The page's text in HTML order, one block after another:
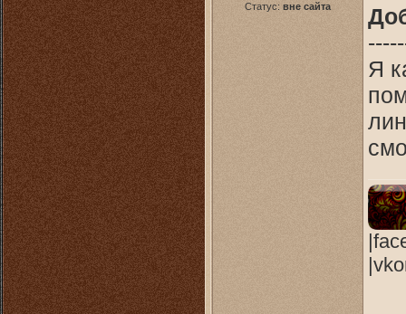
Статус: вне сайта
Я